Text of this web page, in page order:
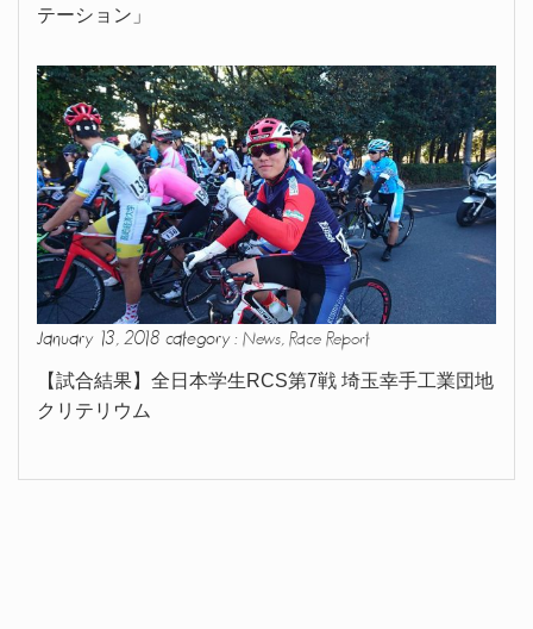
テーション」
January 13, 2018 category : News, Race Report
【試合結果】全日本学生RCS第7戦 埼玉幸手工業団地
クリテリウム